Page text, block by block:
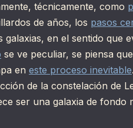
técnicamente, como
de años, los pasos
galaxias, en el sentido que
se ve peculiar, se piensa
en este proceso inevitable
de la constelación de
ser una galaxia de